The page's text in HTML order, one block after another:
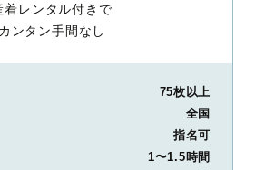
着レンタル付きで
カンタン手間なし
75枚以上
全国
指名可
1〜1.5時間